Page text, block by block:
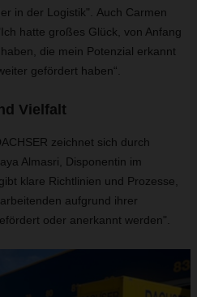
in der Logistik". Auch Carmen
hatte großes Glück, von Anfang
die mein Potenzial erkannt
gefördert haben“.
Vielfalt
zeichnet sich durch
Almasri, Disponentin im
klare Richtlinien und Prozesse,
aufgrund ihrer
oder anerkannt werden".